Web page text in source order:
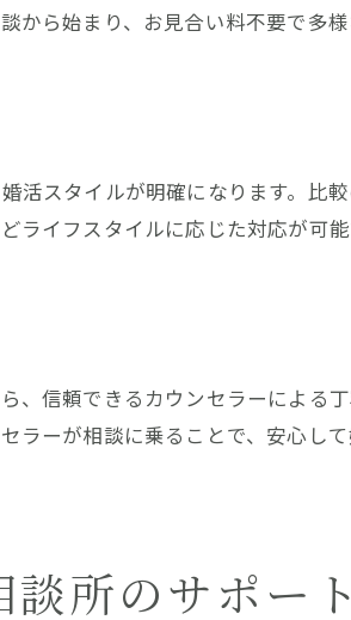
から始まり、お見合い料不要で多
活スタイルが明確になります。比
ライフスタイルに応じた対応が可
、信頼できるカウンセラーによる
ラーが相談に乗ることで、安心し
所のサポー